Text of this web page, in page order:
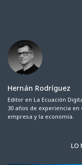
Hernán Rodríguez
Editor en La Ecuación
30 años de experiencia
empresa y la economía.
LO